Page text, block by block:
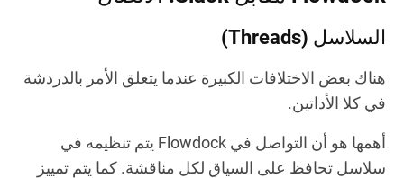
السلاسل (Threads)
هناك بعض الاختلافات الكبيرة عندما يتعلق الأمر بالدردشة
في كلا الأداتين.
أهمها هو أن التواصل في Flowdock يتم تنظيمه في
سلاسل تحافظ على السياق لكل مناقشة. كما يتم تمييز